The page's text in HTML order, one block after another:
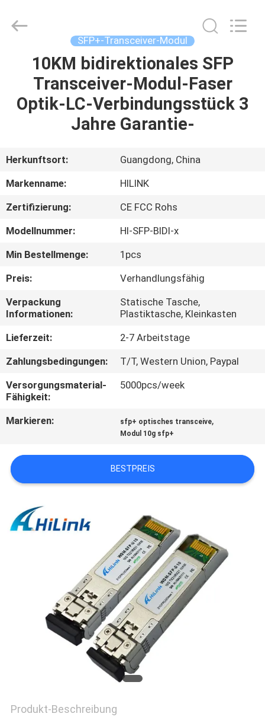
HAUSE
PRODUKTE
ÜBER
UNS
WERKSBESICHTIGUNG
QUALITÄTSKONTROLLE
KONTAKT
MIT
UNS
NEUIGKEITEN
RECHTSSACHEN
ANGEBOT
SITEMAP
DATENSCHUTZRICHTLINIE
Co.,Ltd..
SFP+-Transceiver-Modul
10KM bidirektionales SFP
Transceiver-Modul-Faser
Optik-LC-Verbindungsstück 3
Jahre Garantie-
Herkunftsort:
Guangdong, China
Markenname:
HILINK
Zertifizierung:
CE FCC Rohs
Modellnummer:
Hl-SFP-BIDI-x
Min Bestellmenge:
1pcs
Preis:
Verhandlungsfähig
Verpackung
Informationen:
Statische Tasche,
Plastiktasche, Kleinkasten
Lieferzeit:
2-7 Arbeitstage
Zahlungsbedingungen:
T/T, Western Union, Paypal
Versorgungsmaterial-
Fähigkeit:
5000pcs/week
Markieren: sfp+ optisches transceive,
Modul 10g sfp+
BESTPREIS
Produkt-Beschreibung